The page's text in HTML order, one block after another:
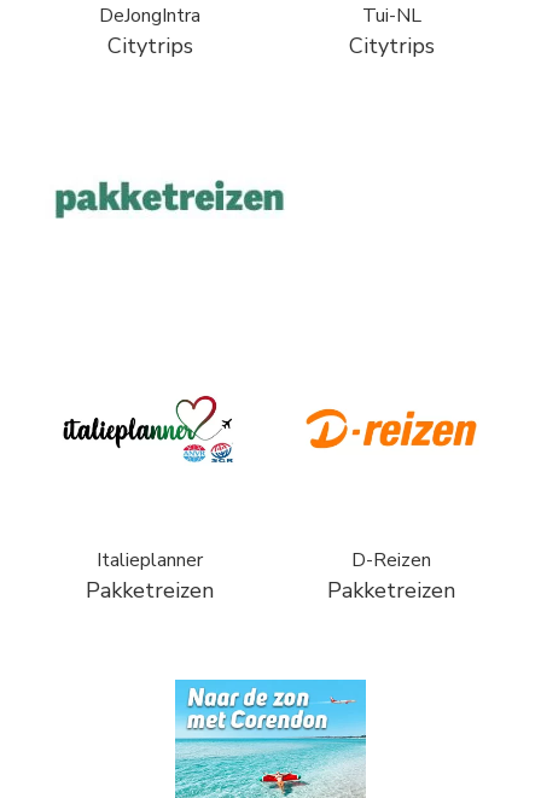
DeJongIntra
Citytrips
Tui-NL
Citytrips
Italieplanner
Pakketreizen
D-Reizen
Pakketreizen